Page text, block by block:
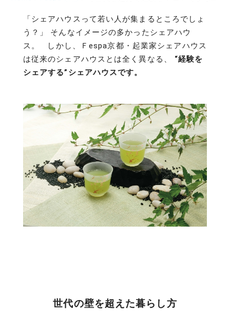
「シェアハウスって若い人が集まるところでしょ
う？」 そんなイメージの多かったシェアハウ
ス。 しかし、Ｆespa京都・起業家シェアハウス
は従来のシェアハウスとは全く異なる、 “経験を
シェアする”シェアハウスです。
世代の壁を超えた暮らし方